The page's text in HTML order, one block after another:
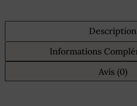
Description
Informations
Avis (0)